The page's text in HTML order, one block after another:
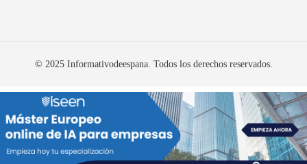
© 2025 Informativodeespana. Todos los derechos reservados.